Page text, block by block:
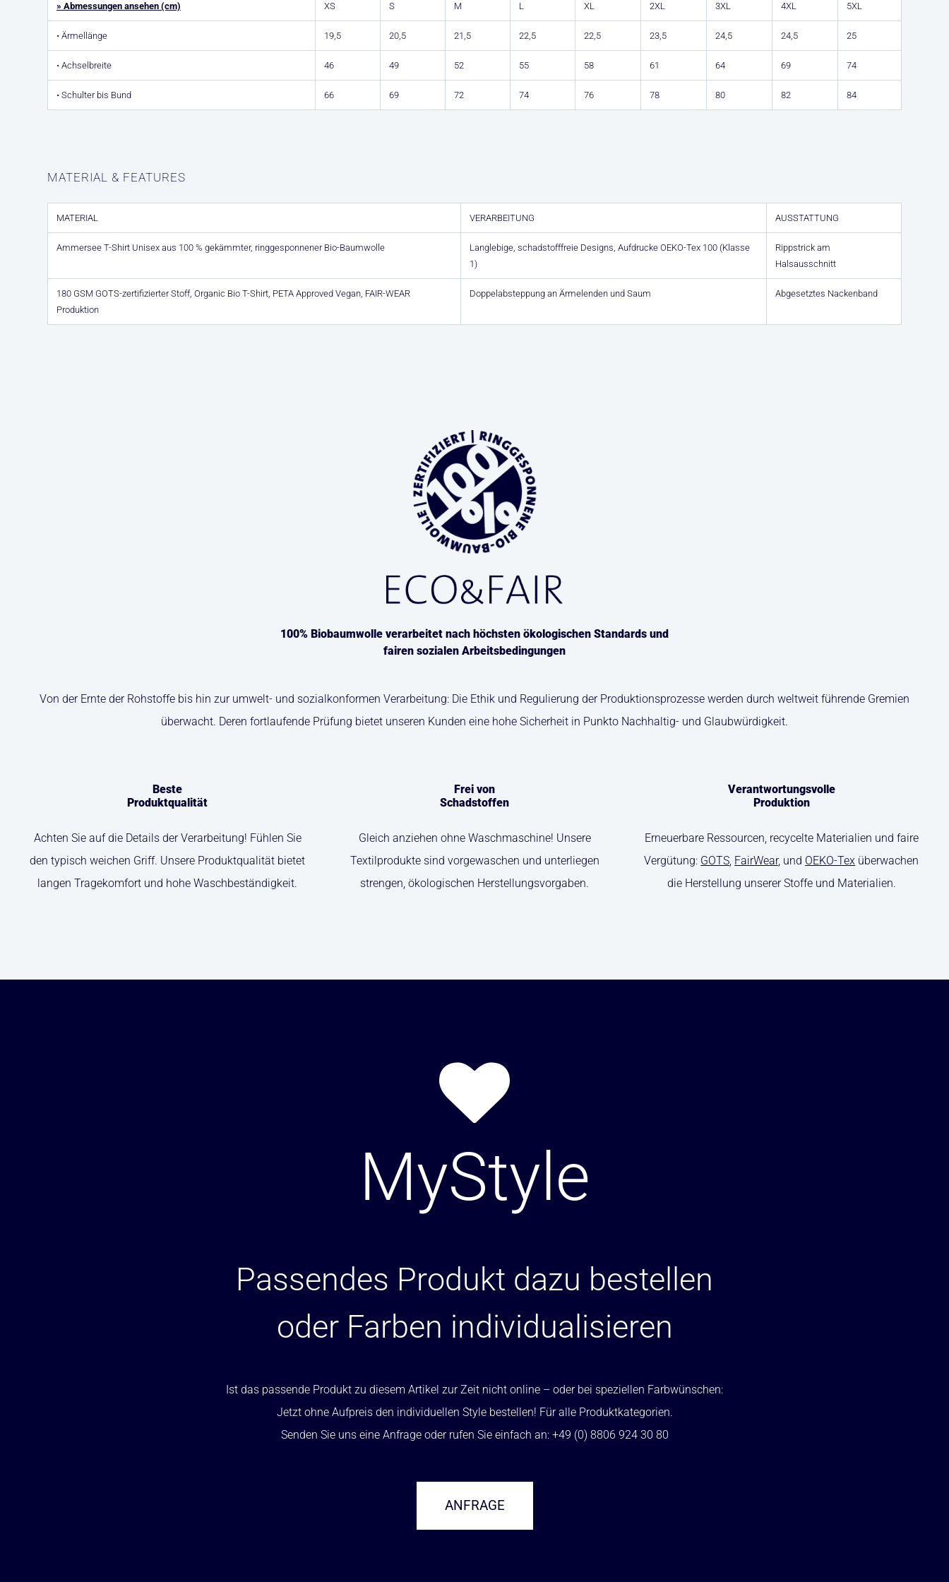
» Abmessungen ansehen (cm) XS S M L XL 2XL 3XL 4XL 5XL
• Ärmellänge 19,5 20,5 21,5 22,5 22,5 23,5 24,5 24,5 25
• Achselbreite 46 49 52 55 58 61 64 69 74
• Schulter bis Bund 66 69 72 74 76 78 80 82 84
MATERIAL & FEATURES
MATERIAL VERARBEITUNG AUSSTATTUNG
Ammersee T-Shirt Unisex aus 100 % gekämmter, ringgesponnener Bio-Baumwolle
Langlebige, schadstofffreie Designs, Aufdrucke OEKO-Tex 100 (Klasse
1)
Rippstrick am
Halsausschnitt
180 GSM GOTS-zertifizierter Stoff, Organic Bio T-Shirt, PETA Approved Vegan, FAIR-WEAR
Produktion
Doppelabsteppung an Ärmelenden und Saum Abgesetztes Nackenband
100% Biobaumwolle verarbeitet nach höchsten ökologischen Standards und
fairen sozialen Arbeitsbedingungen
Von der Ernte der Rohstoffe bis hin zur umwelt- und sozialkonformen Verarbeitung: Die Ethik und Regulierung der Produktionsprozesse werden durch weltweit führende Gremien
überwacht. Deren fortlaufende Prüfung bietet unseren Kunden eine hohe Sicherheit in Punkto Nachhaltig- und Glaubwürdigkeit.
Beste
Produktqualität
Achten Sie auf die Details der Verarbeitung! Fühlen Sie
den typisch weichen Griff. Unsere Produktqualität bietet
langen Tragekomfort und hohe Waschbeständigkeit.
Frei von
Schadstoffen
Gleich anziehen ohne Waschmaschine! Unsere
Textilprodukte sind vorgewaschen und unterliegen
strengen, ökologischen Herstellungsvorgaben.
Verantwortungsvolle
Produktion
Erneuerbare Ressourcen, recycelte Materialien und faire
Vergütung: GOTS, FairWear, und OEKO-Tex überwachen
die Herstellung unserer Stoffe und Materialien.
MyStyle
Passendes Produkt dazu bestellen
oder Farben individualisieren
Ist das passende Produkt zu diesem Artikel zur Zeit nicht online – oder bei speziellen Farbwünschen:
Jetzt ohne Aufpreis den individuellen Style bestellen! Für alle Produktkategorien.
Senden Sie uns eine Anfrage oder rufen Sie einfach an: +49 (0) 8806 924 30 80
ANFRAGE